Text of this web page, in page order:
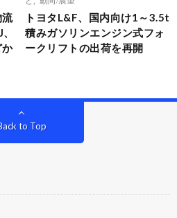
流
か
トヨタL&F、国内向け1～3.5t
積みガソリンエンジン式フォ
ークリフトの出荷を再開
to Top